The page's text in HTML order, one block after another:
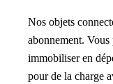
Nos objets
abonnement.
immobiliser en
pour de la charge